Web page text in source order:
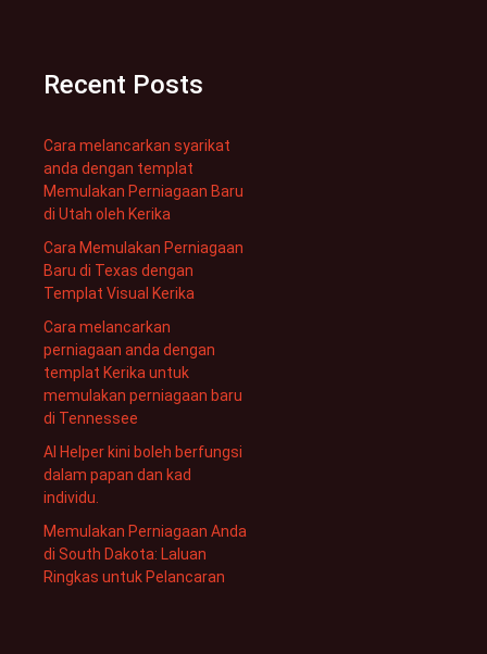
Recent Posts
Cara melancarkan syarikat
anda dengan templat
Memulakan Perniagaan Baru
di Utah oleh Kerika
Cara Memulakan Perniagaan
Baru di Texas dengan
Templat Visual Kerika
Cara melancarkan
perniagaan anda dengan
templat Kerika untuk
memulakan perniagaan baru
di Tennessee
AI Helper kini boleh berfungsi
dalam papan dan kad
individu.
Memulakan Perniagaan Anda
di South Dakota: Laluan
Ringkas untuk Pelancaran